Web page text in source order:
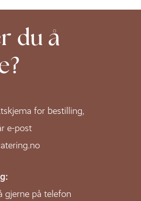
du å
for bestilling,
e-post
gjerne på telefon